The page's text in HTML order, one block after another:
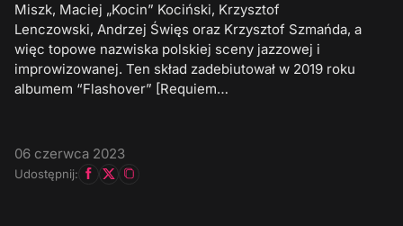
Miszk, Maciej „Kocin” Kociński, Krzysztof
Lenczowski, Andrzej Święs oraz Krzysztof Szmańda, a
więc topowe nazwiska polskiej sceny jazzowej i
improwizowanej. Ten skład zadebiutował w 2019 roku
albumem “Flashover” [Requiem…
06 czerwca 2023
Udostępnij: